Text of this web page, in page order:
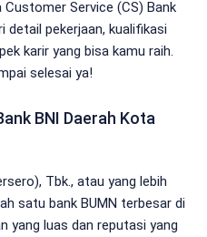
Service (CS) Bank
detail pekerjaan, kualifikasi
karir yang bisa kamu raih.
selesai ya!
BNI Daerah Kota
Tbk., atau yang lebih
satu bank BUMN terbesar di
yang luas dan reputasi yang